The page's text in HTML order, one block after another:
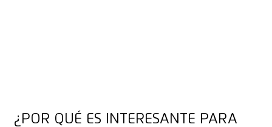
¿POR QUÉ ES INTERESANTE PARA